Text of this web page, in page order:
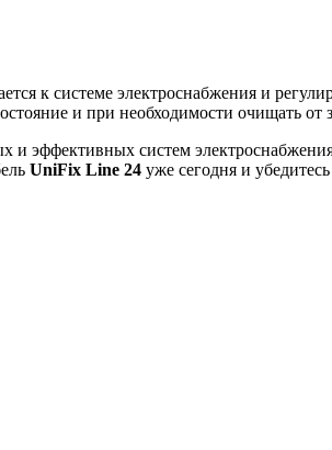
к системе электроснабжения и
и при необходимости очищать от
эффективных систем
UniFix Line 24 уже сегодня и